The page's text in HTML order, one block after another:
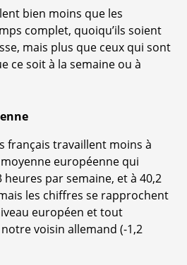
bien moins que les
complet, quoiqu’ils soient
mais plus que ceux qui sont
ce soit à la semaine ou à
français travaillent moins à
européenne qui
heures par semaine, et à 40,2
les chiffres se rapprochent
européen et tout
voisin allemand (-1,2